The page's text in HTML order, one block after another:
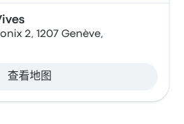
2, 1207 Genève,
查看地图